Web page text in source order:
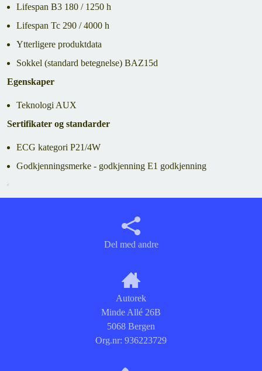
Lifespan B3 180 / 1250 h
Lifespan Tc 290 / 4000 h
Ytterligere produktdata
Sokkel (standard betegnelse) BAZ15d
Egenskaper
Teknologi AUX
Sertifikater og standarder
ECG kategori P21/4W
Godkjenningsmerke - godkjenning E1 godkjenning
Del med andre
Autorek
Minde Allé 26B
5068 Bergen
Org.nr: 936223729